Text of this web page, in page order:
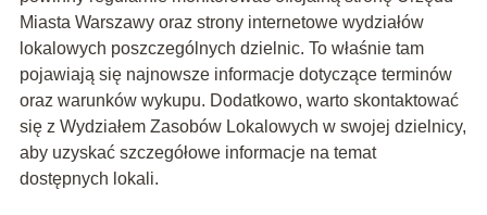
Miasta Warszawy oraz strony internetowe wydziałów
lokalowych poszczególnych dzielnic. To właśnie tam
pojawiają się najnowsze informacje dotyczące terminów
oraz warunków wykupu. Dodatkowo, warto skontaktować
się z Wydziałem Zasobów Lokalowych w swojej dzielnicy,
aby uzyskać szczegółowe informacje na temat
dostępnych lokali.